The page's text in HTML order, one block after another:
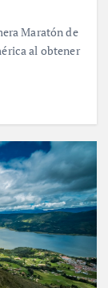
Maratón de
al obtener